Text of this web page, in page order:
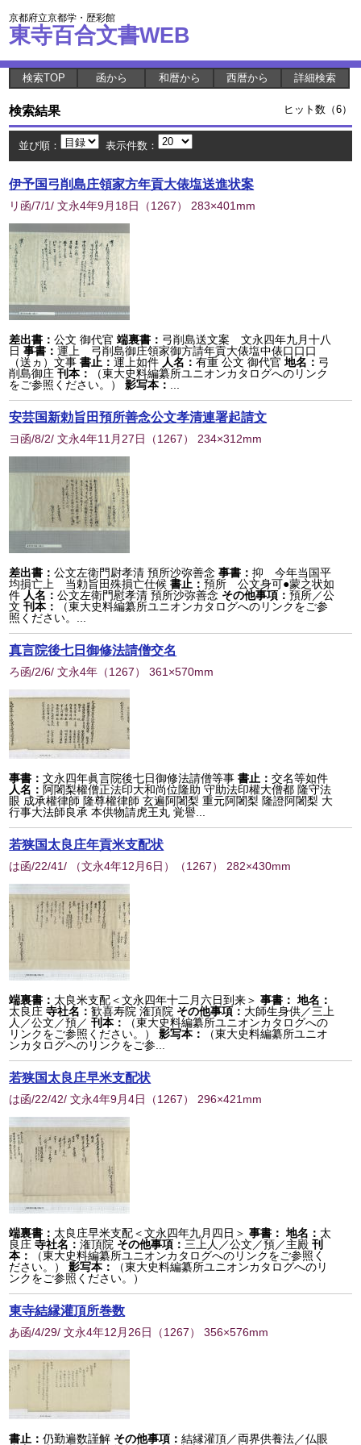
京都府立京都学・歴彩館
東寺百合文書WEB
検索TOP 函から 和暦から 西暦から 詳細検索
検索結果 ヒット数（6）
並び順： 表示件数：
伊予国弓削島庄領家方年貢大俵塩送進状案
リ函/7/1/ 文永4年9月18日 （1267） 283×401mm
差出書：公文 御代官 端裏書： 弓削島送文案 文永四年九月十八
日 事書：運上 弓削島御庄領家御方請年貢大俵塩中俵口口口
（送ヵ）文事 書止：運上如件 人名：有重 公文 御代官 地名： 弓
削島御庄 刊本：
（東大史料編纂所ユニオンカタログへのリンク
をご参照ください。）
影写本：
安芸国新勅旨田預所善念公文孝清連署起請文
ヨ函/8/2/ 文永4年11月27日 （1267） 234×312mm
差出書：公文左衛門尉孝清 預所沙弥善念 事書：抑 今年当国平
均損亡上 当勅旨田殊損亡仕候書止：預所 公文身可●蒙之状如
件 人名：公文左衛門慰孝清 預所沙弥善念 その他事項：預所／公
文 刊本：
（東大史料編纂所ユニオンカタログへのリンクをご参
照ください。...
真言院後七日御修法請僧交名
ろ函/2/6/ 文永4年 （1267） 361×570mm
事書：文永四年眞言院後七日御修法請僧等事 書止：交名等如件
人名： 阿闍梨權僧正法印大和尚位隆助 守助法印權大僧都 隆守法
眼 成承權律師 隆尊權律師 玄遍阿闍梨 重元阿闍梨 隆證阿闍梨 大
行事大法師良承 本供物請虎王丸 覚譽...
若狭国太良庄年貢米支配状
は函/22/41/ （文永4年12月6日） （1267） 282×430mm
端裏書： 太良米支配＜文永四年十二月六日到来＞ 事書： 地名：
太良庄 寺社名：歓喜寿院 潅頂院 その他事項： 大師生身供／三上
人／公文／預／ 刊本：
（東大史料編纂所ユニオンカタログへの
リンクをご参照ください。）
影写本：
（東大史料編纂所ユニオ
ンカタログへのリンクをご参...
若狭国太良庄早米支配状
は函/22/42/ 文永4年9月4日 （1267） 296×421mm
端裏書： 太良庄早米支配＜文永四年九月四日＞ 事書： 地名： 太
良庄 寺社名：潅頂院 その他事項： 三上人／公文／預／主殿 刊
本：
（東大史料編纂所ユニオンカタログへのリンクをご参照く
ださい。）
影写本：
（東大史料編纂所ユニオンカタログへのリ
ンクをご参照ください。）
東寺結縁灌頂所巻数
あ函/4/29/ 文永4年12月26日 （1267） 356×576mm
書止：仍勤遍数謹解 その他事項：結縁灌頂／両界供養法／仏眼